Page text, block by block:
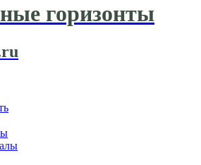
горизонты